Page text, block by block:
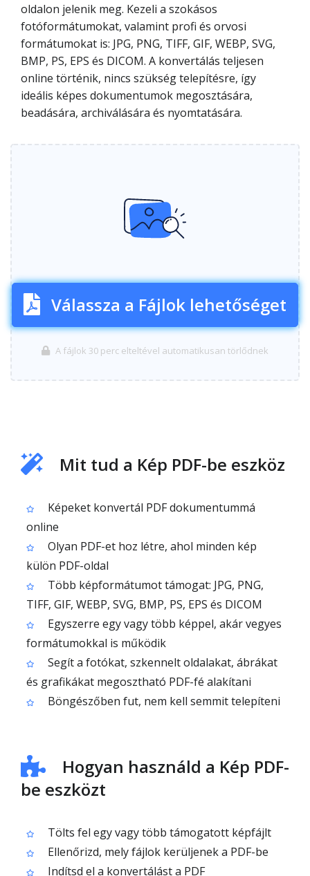
oldalon jelenik meg. Kezeli a szokásos
fotóformátumokat, valamint profi és orvosi
formátumokat is: JPG, PNG, TIFF, GIF, WEBP, SVG,
BMP, PS, EPS és DICOM. A konvertálás teljesen
online történik, nincs szükség telepítésre, így
ideális képes dokumentumok megosztására,
beadására, archiválására és nyomtatására.
Válassza a Fájlok lehetőséget
A fájlok 30 perc elteltével automatikusan törlődnek
Mit tud a Kép PDF-be eszköz
Képeket konvertál PDF dokumentummá
online
Olyan PDF-et hoz létre, ahol minden kép
külön PDF-oldal
Több képformátumot támogat: JPG, PNG,
TIFF, GIF, WEBP, SVG, BMP, PS, EPS és DICOM
Egyszerre egy vagy több képpel, akár vegyes
formátumokkal is működik
Segít a fotókat, szkennelt oldalakat, ábrákat
és grafikákat megosztható PDF-fé alakítani
Böngészőben fut, nem kell semmit telepíteni
Hogyan használd a Kép PDF-
be eszközt
Tölts fel egy vagy több támogatott képfájlt
Ellenőrizd, mely fájlok kerüljenek a PDF-be
Indítsd el a konvertálást a PDF